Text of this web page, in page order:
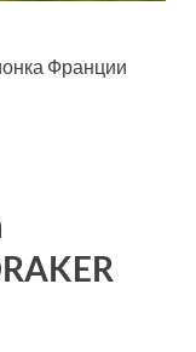
Франции